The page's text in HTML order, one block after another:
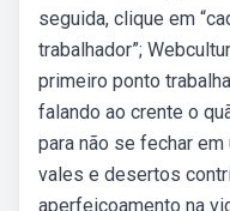
seguida, clique em
trabalhador”;
primeiro ponto
falando ao crente o
para não se fechar em
vales e desertos
aperfeiçoamento na